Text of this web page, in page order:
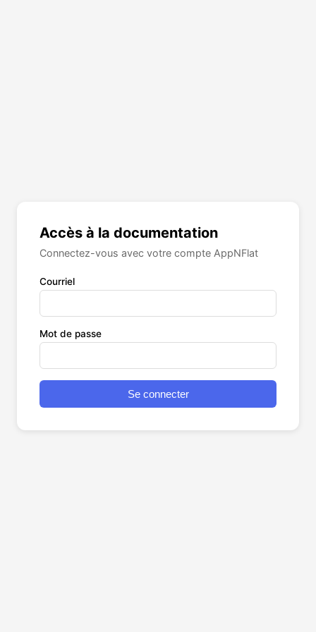
Accès à la documentation
Connectez-vous avec votre compte AppNFlat
Courriel
Mot de passe
Se connecter